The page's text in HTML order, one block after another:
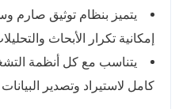
إمكانية تكرار الأبحاث
يتناسب مع كل أنظمة
كامل لاستيراد وتصدير